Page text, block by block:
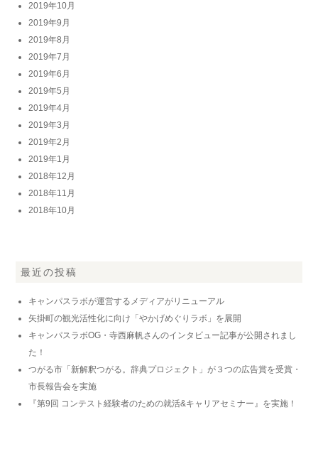
2019年10月
2019年9月
2019年8月
2019年7月
2019年6月
2019年5月
2019年4月
2019年3月
2019年2月
2019年1月
2018年12月
2018年11月
2018年10月
最近の投稿
キャンパスラボが運営するメディアがリニューアル
矢掛町の観光活性化に向け「やかげめぐりラボ」を展開
キャンパスラボOG・寺西麻帆さんのインタビュー記事が公開されまし
た！
つがる市「新解釈つがる。辞典プロジェクト」が３つの広告賞を受賞・
市長報告会を実施
『第9回 コンテスト経験者のための就活&キャリアセミナー』を実施！